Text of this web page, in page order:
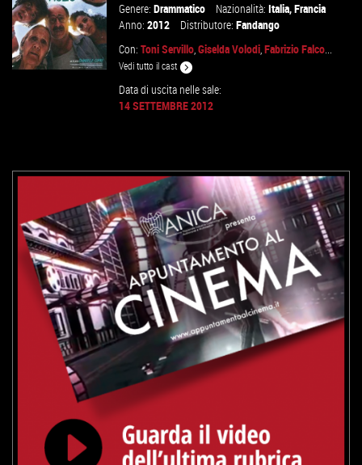
Genere:Drammatico Nazionalità:Italia,Francia
Anno:2012 Distributore:Fandango
Con:Toni Servillo,Giselda Volodi,Fabrizio Falco...
Vedi tutto il cast
Data di uscita nelle sale:
14 SETTEMBRE 2012